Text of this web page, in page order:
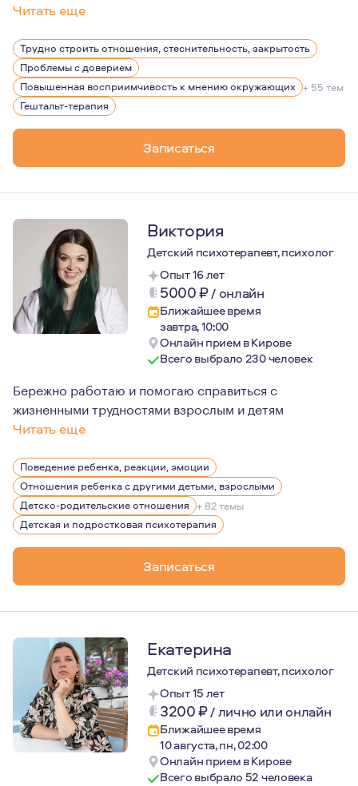
Читать еще
Более 10 лет назад я пришла в психологию с личным
Трудно строить отношения, стеснительность, закрытость
Проблемы с доверием
Повышенная восприимчивость к мнению окружающих + 55 тем
Гештальт-терапия
Записаться
Виктория
Детский психотерапевт, психолог
Опыт 16 лет
5000₽/ онлайн
Ближайшее время
завтра, 10:00
Онлайн прием в Кирове
Всего выбрало 230 человек
Бережно работаю и помогаю справиться с
жизненными трудностями взрослым и детям
Читать еще
В работе я опираюсь на научные исследования мозга и
Зная закономерности их работы, я помогаю людям
Поведение ребенка, реакции, эмоции
Отношения ребенка с другими детьми, взрослыми
Детско-родительские отношения + 82 темы
Детская и подростковая психотерапия
Записаться
Екатерина
Детский психотерапевт, психолог
Опыт 15 лет
3200₽/лично или онлайн
Ближайшее время
10 августа, пн, 02:00
Онлайн прием в Кирове
Всего выбрало 52 человека